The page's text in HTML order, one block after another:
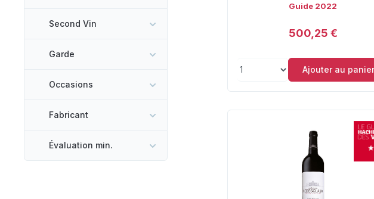
Second Vin
Garde
Occasions
Fabricant
Évaluation min.
Guide 2022
500,25 €
Ajouter au panier